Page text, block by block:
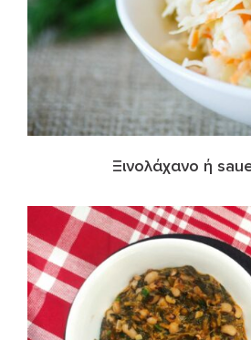
Ξινολάχανο ή